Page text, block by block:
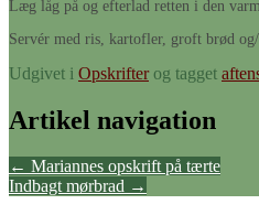
Læg låg på og efterlad retten i den
Servér med ris, kartofler, groft brød
Udgivet i Opskrifterog tagget
Artikel navigation
← Mariannes opskrift på tærte
Indbagt mørbrad →